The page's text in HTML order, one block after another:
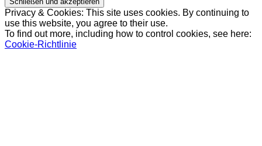
Privacy & Cookies: This site uses cookies. By continuing to
use this website, you agree to their use.
To find out more, including how to control cookies, see here:
Cookie-Richtlinie